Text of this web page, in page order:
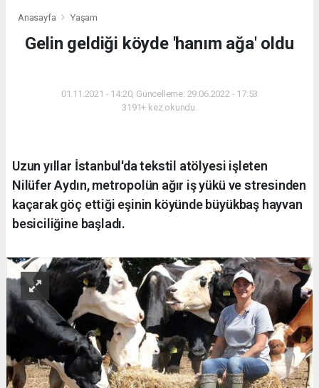
Anasayfa Yaşam
Gelin geldiği köyde 'hanım ağa' oldu
01.11.2021 - 14:20, Güncelleme: 29.06.2022 - 17:53
3191+ kez okundu.
Uzun yıllar İstanbul'da tekstil atölyesi işleten
Nilüfer Aydın, metropolün ağır iş yükü ve stresinden
kaçarak göç ettiği eşinin köyünde büyükbaş hayvan
besiciliğine başladı.